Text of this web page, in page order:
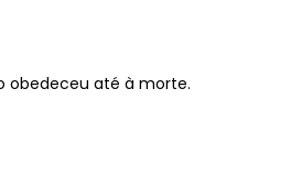
obedeceu até à morte.